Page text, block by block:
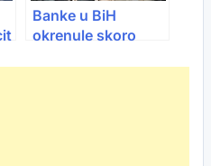
Banke u BiH
okrenule skoro